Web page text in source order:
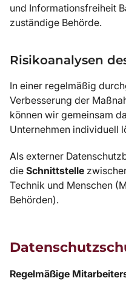
und Informationsfreiheit
zuständige Behörde.
Risikoanalysen
In einer regelmäßig
Verbesserung der
können wir gemeinsam
Unternehmen individuell
Als externer
die Schnittstelle
Technik und Menschen
Behörden).
Regelmäßige